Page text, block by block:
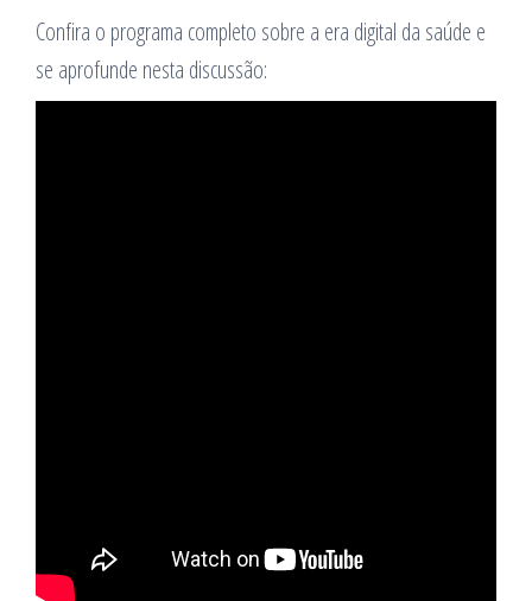
Confira o programa completo sobre a era digital da saúde e
se aprofunde nesta discussão: